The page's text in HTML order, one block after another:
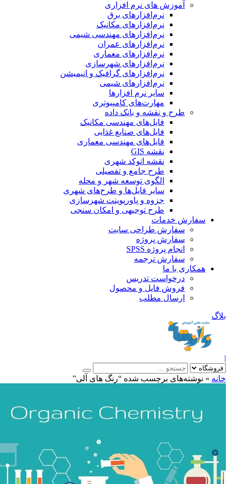
آموزش های نرم افزاری
نرم‌افزارهای برق
نرم‌افزارهای مکانیک
نرم‌افزارهای مهندسی شیمی
نرم‌افزارهای عمران
نرم‌افزارهای معماری
نرم‌افزارهای شهرسازی
نرم‌افزارهای گرافیک و انیمیشن
نرم‌افزارهای شیمی
سایر نرم افزارها
مهارت‌های کامپیوتری
طرح و نقشه و بانک داده
فایل‌های مهندسی مکانیک
فایل‌های صنایع غذایی
فایل‌های مهندسی معماری
نقشه GIS
نقشه اتوکد شهری
طرح جامع و تفصیلی
الگوی توسعه شهر و محله
سایر فایل‌ها و طرح‌های شهری
جزوه و پاورپوینت شهرسازی
طرح توجیهی و امکان سنجی
سفارش خدمات
سفارش طراحی سایت
سفارش پروژه
انجام پروژه SPSS
سفارش ترجمه
همکاری با ما
درخواست تدریس
فروش فایل و محصول
ارسال مطلب
»نوشته‌های برچسب شده “رنگ های آلی”